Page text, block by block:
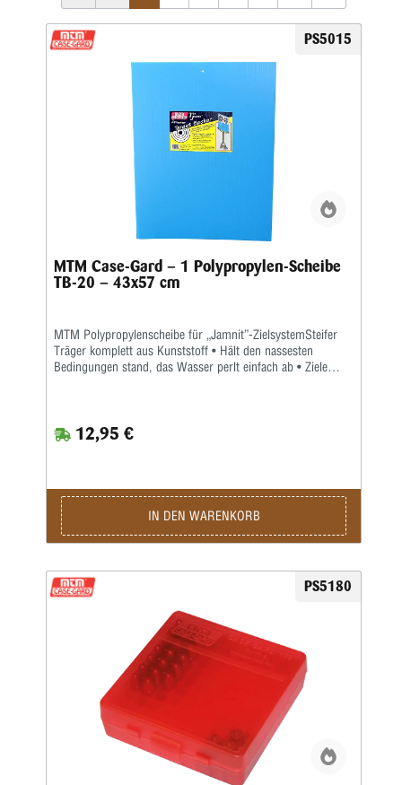
PS5015
MTM Case-Gard – 1 Polypropylen-Scheibe
TB-20 – 43x57 cm
MTM Polypropylenscheibe für „Jamnit”-ZielsystemSteifer
Träger komplett aus Kunststoff • Hält den nassesten
Bedingungen stand, das Wasser perlt einfach ab • Ziele
12,95 €
IN DEN WARENKORB
PS5180